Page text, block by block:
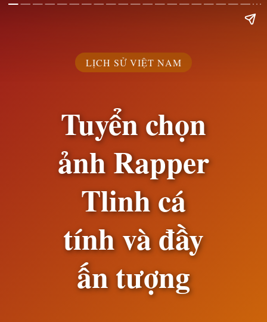
LỊCH SỬ VIỆT NAM
Tuyển chọn
ảnh Rapper
Tlinh cá
tính và đầy
ấn tượng